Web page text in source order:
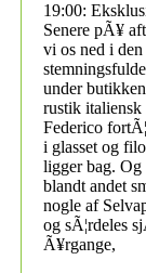
19:00:
Senere pÃ¥
vi os ned i den
under
rustik italiensk
Federico
i glasset og
ligger bag.
blandt andet
nogle af
og sÃ¦rdeles
Ã¥rgange,